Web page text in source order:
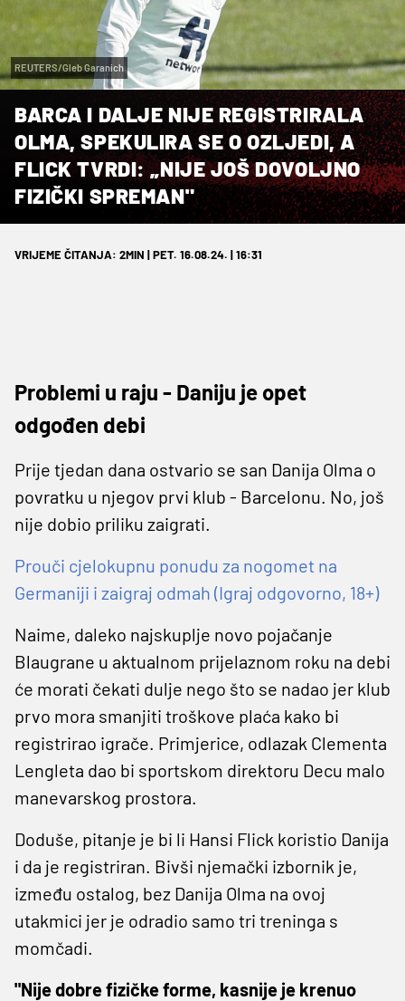
REUTERS/Gleb Garanich
BARCA I DALJE NIJE REGISTRIRALA
OLMA, SPEKULIRA SE O OZLJEDI, A
FLICK TVRDI: „NIJE JOŠ DOVOLJNO
FIZIČKI SPREMAN"
VRIJEME ČITANJA: 2MIN | PET. 16.08.24. | 16:31
Problemi u raju - Daniju je opet
odgođen debi
Prije tjedan dana ostvario se san Danija Olma o
povratku u njegov prvi klub - Barcelonu. No, još
nije dobio priliku zaigrati.
Prouči cjelokupnu ponudu za nogomet na
Germaniji i zaigraj odmah (Igraj odgovorno, 18+)
Naime, daleko najskuplje novo pojačanje
Blaugrane u aktualnom prijelaznom roku na debi
će morati čekati dulje nego što se nadao jer klub
prvo mora smanjiti troškove plaća kako bi
registrirao igrače. Primjerice, odlazak Clementa
Lengleta dao bi sportskom direktoru Decu malo
manevarskog prostora.
Doduše, pitanje je bi li Hansi Flick koristio Danija
i da je registriran. Bivši njemački izbornik je,
između ostalog, bez Danija Olma na ovoj
utakmici jer je odradio samo tri treninga s
momčadi.
"Nije dobre fizičke forme, kasnije je krenuo